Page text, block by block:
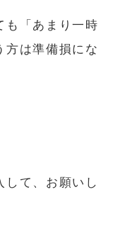
も「あまり一時
は準備損にな
して、お願いし